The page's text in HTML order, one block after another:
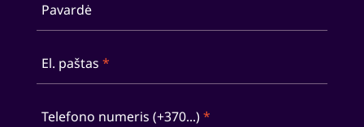
Pavardė
El. paštas *
Telefono numeris (+370...)*